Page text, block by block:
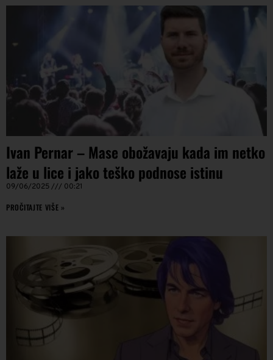
Ivan Pernar – Mase obožavaju kada im netko
laže u lice i jako teško podnose istinu
09/06/2025 00:21
PROČITAJTE VIŠE »